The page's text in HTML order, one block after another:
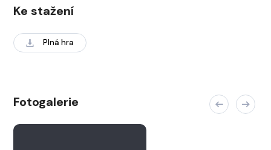
Ke stažení
Plná hra
Fotogalerie